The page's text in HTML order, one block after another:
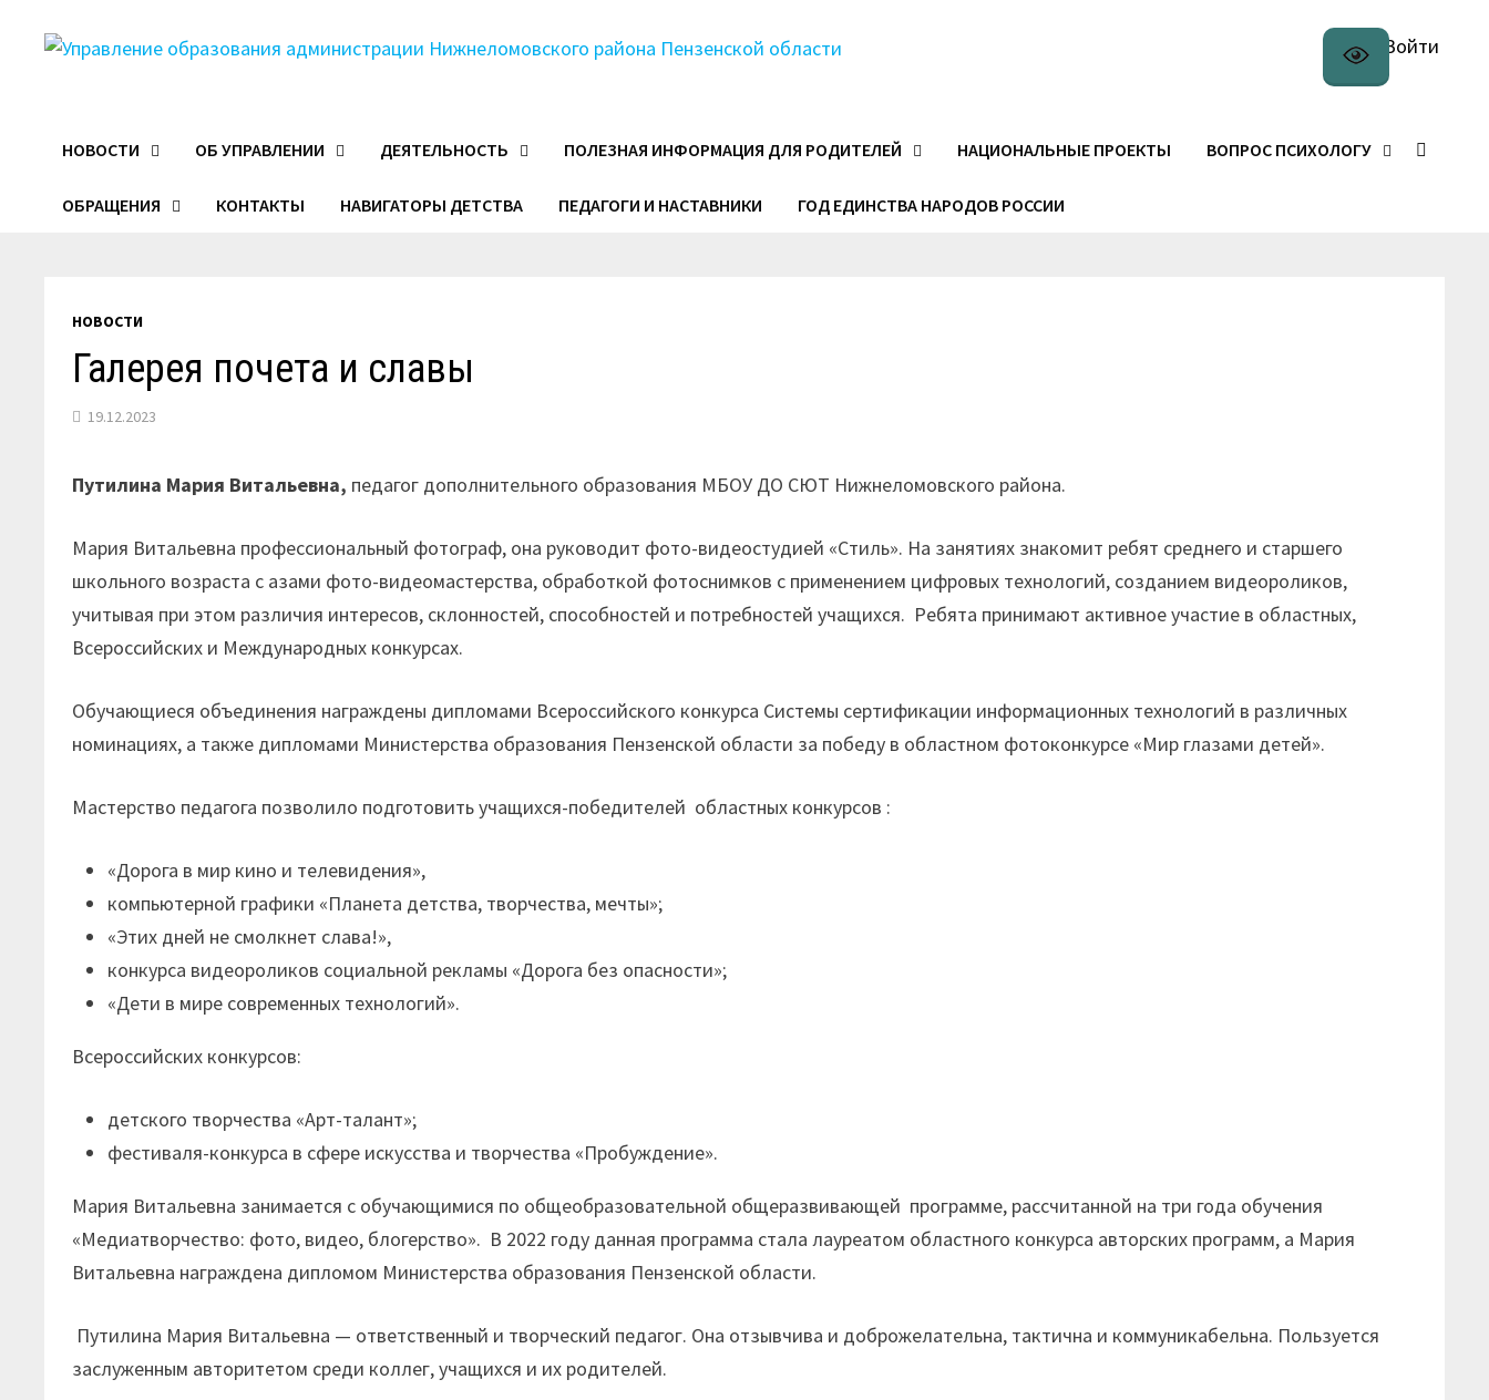
Войти
НОВОСТИ ОБ УПРАВЛЕНИИ ДЕЯТЕЛЬНОСТЬ ПОЛЕЗНАЯ ИНФОРМАЦИЯ ДЛЯ РОДИТЕЛЕЙ НАЦИОНАЛЬНЫЕ ПРОЕКТЫ ВОПРОС ПСИХОЛОГУ
ОБРАЩЕНИЯ КОНТАКТЫ НАВИГАТОРЫ ДЕТСТВА ПЕДАГОГИ И НАСТАВНИКИ ГОД ЕДИНСТВА НАРОДОВ РОССИИ
НОВОСТИ
Галерея почета и славы
19.12.2023
Путилина Мария Витальевна, педагог дополнительного образования МБОУ ДО СЮТ Нижнеломовского района.
Мария Витальевна профессиональный фотограф, она руководит фото-видеостудией «Стиль». На занятиях знакомит ребят среднего и старшего
школьного возраста с азами фото-видеомастерства, обработкой фотоснимков с применением цифровых технологий, созданием видеороликов,
учитывая при этом различия интересов, склонностей, способностей и потребностей учащихся. Ребята принимают активное участие в областных,
Всероссийских и Международных конкурсах.
Обучающиеся объединения награждены дипломами Всероссийского конкурса Системы сертификации информационных технологий в различных
номинациях, а также дипломами Министерства образования Пензенской области за победу в областном фотоконкурсе «Мир глазами детей».
Мастерство педагога позволило подготовить учащихся-победителей областных конкурсов :
«Дорога в мир кино и телевидения»,
компьютерной графики «Планета детства, творчества, мечты»;
«Этих дней не смолкнет слава!»,
конкурса видеороликов социальной рекламы «Дорога без опасности»;
«Дети в мире современных технологий».
Всероссийских конкурсов:
детского творчества «Арт-талант»;
фестиваля-конкурса в сфере искусства и творчества «Пробуждение».
Мария Витальевна занимается с обучающимися по общеобразовательной общеразвивающей программе, рассчитанной на три года обучения
«Медиатворчество: фото, видео, блогерство». В 2022 году данная программа стала лауреатом областного конкурса авторских программ, а Мария
Витальевна награждена дипломом Министерства образования Пензенской области.
Путилина Мария Витальевна — ответственный и творческий педагог. Она отзывчива и доброжелательна, тактична и коммуникабельна. Пользуется
заслуженным авторитетом среди коллег, учащихся и их родителей.